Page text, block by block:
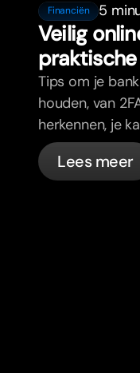
Financiën 5
Veilig
Tips om je
houden, van
herkennen, je
bunq
Lees meer